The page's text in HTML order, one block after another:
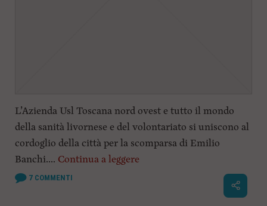
L’Azienda Usl Toscana nord ovest e tutto il mondo
della sanità livornese e del volontariato si uniscono al
cordoglio della città per la scomparsa di Emilio
Banchi.... Continua a leggere
7COMMENTI